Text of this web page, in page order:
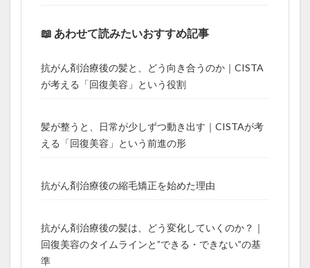
📖 あわせて読みたいおすすめ記事
抗がん剤治療後の髪と、どう向き合うのか｜CISTA
が考える「回復美容」という役割
髪が整うと、日常が少しずつ動き出す｜CISTAが考
える「回復美容」という前進の形
抗がん剤治療後の縮毛矯正を始めた理由
抗がん剤治療後の髪は、どう変化していくのか？｜
回復美容のタイムラインと”できる・できない”の基
準